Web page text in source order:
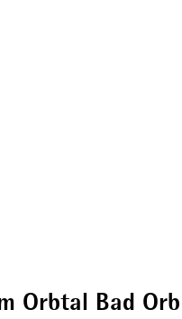
Orbtal Bad Orb